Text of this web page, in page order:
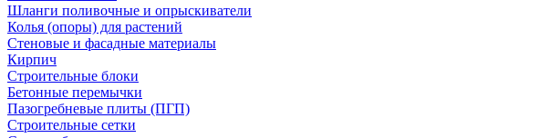
Шланги поливочные и опрыскиватели
Колья (опоры) для растений
Стеновые и фасадные материалы
Кирпич
Строительные блоки
Бетонные перемычки
Пазогребневые плиты (ПГП)
Строительные сетки